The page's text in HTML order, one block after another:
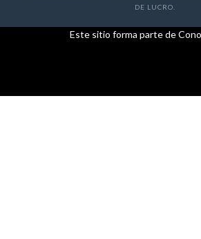
DE LUCRO.
Este sitio forma parte de